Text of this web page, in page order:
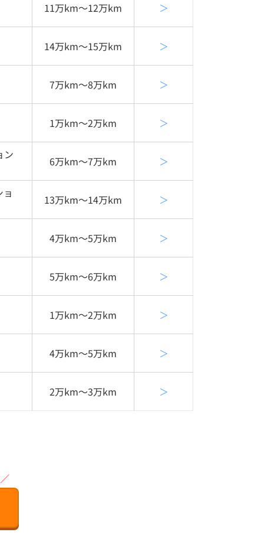
11万km〜12万km ＞
14万km〜15万km ＞
7万km〜8万km ＞
1万km〜2万km ＞
ン 6万km〜7万km ＞
13万km〜14万km ＞
4万km〜5万km ＞
5万km〜6万km ＞
1万km〜2万km ＞
4万km〜5万km ＞
2万km〜3万km ＞
／